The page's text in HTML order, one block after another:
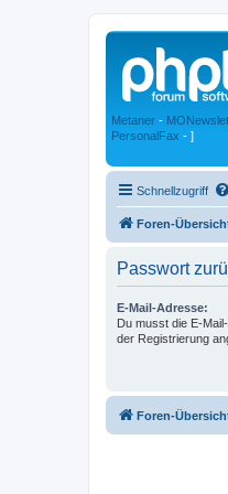
Metaner -
PersonalFax - ]
Schnellzugriff
Foren-
Passwort
E-Mail-Adresse:
Du musst die E-
der Registrierung
Foren-